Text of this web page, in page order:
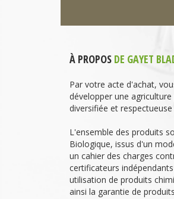
À PROPOS DE GAYET
Par votre acte d'achat,
développer une
diversifiée et
L'ensemble des produits
Biologique, issus d'un
un cahier des charges
certificateurs
utilisation de produits
ainsi la garantie de